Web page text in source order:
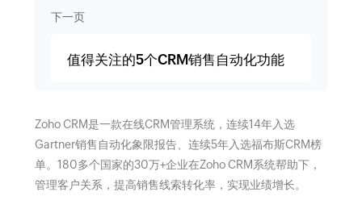
下一页
值得关注的5个CRM销售自动化功能
Zoho CRM是一款在线CRM管理系统，连续14年入选
Gartner销售自动化象限报告、连续5年入选福布斯CRM榜
单。180多个国家的30万+企业在Zoho CRM系统帮助下，
管理客户关系，提高销售线索转化率，实现业绩增长。